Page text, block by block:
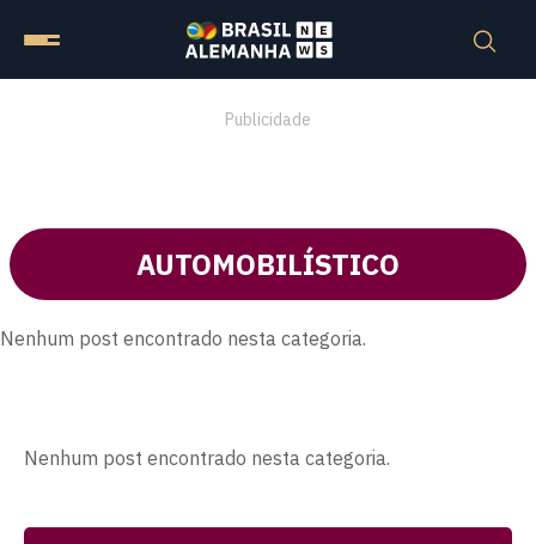
Publicidade
AUTOMOBILÍSTICO
Nenhum post encontrado nesta categoria.
Nenhum post encontrado nesta categoria.